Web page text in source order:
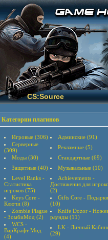
CS:Source
Категории плагинов
Игровые (306)
Админские (91)
Серверные
(309)
Рекламные (5)
Моды (30)
Стандартные (69)
Защитные (40)
Музыкальные (10)
Level Ranks -
Статистика
игроков (75)
Achievements -
Достижения для
(2)
Keys Core -
Ключи (8)
Gifts Core - Подарки
(10)
Zombie Plague
- ЗомбиМод (2)
Knife Dozor -
раунды (11)
WCS -
ВарКрафт Мод
(4)
LK - Личный
(29)